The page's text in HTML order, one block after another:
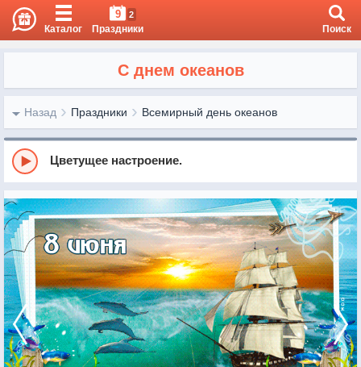
Каталог
9 2
Праздники Поиск
С днем океанов
Назад Праздники Всемирный день океанов
Цветущее настроение.